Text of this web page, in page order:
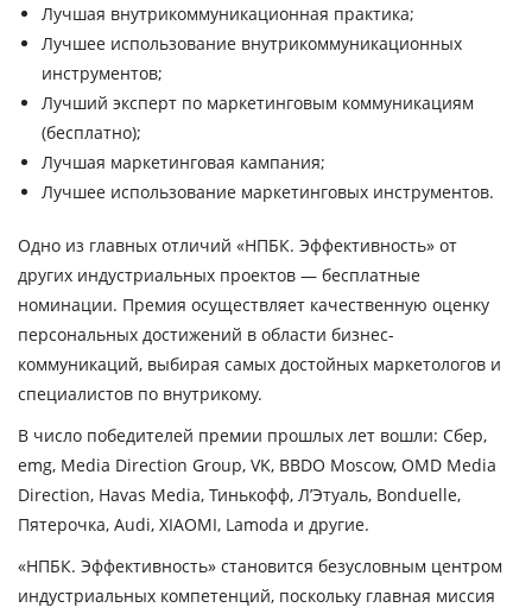
Лучшая внутрикоммуникационная практика;
Лучшее использование внутрикоммуникационных
инструментов;
Лучший эксперт по маркетинговым коммуникациям
(бесплатно);
Лучшая маркетинговая кампания;
Лучшее использование маркетинговых инструментов.
Одно из главных отличий «НПБК. Эффективность» от
других индустриальных проектов — бесплатные
номинации. Премия осуществляет качественную оценку
персональных достижений в области бизнес-
коммуникаций, выбирая самых достойных маркетологов и
специалистов по внутрикому.
В число победителей премии прошлых лет вошли: Сбер,
emg, Media Direction Group, VK, BBDO Moscow, OMD Media
Direction, Havas Media, Тинькофф, Л’Этуаль, Bonduelle,
Пятерочка, Audi, XIAOMI, Lamoda и другие.
«НПБК. Эффективность» становится безусловным центром
индустриальных компетенций, поскольку главная миссия